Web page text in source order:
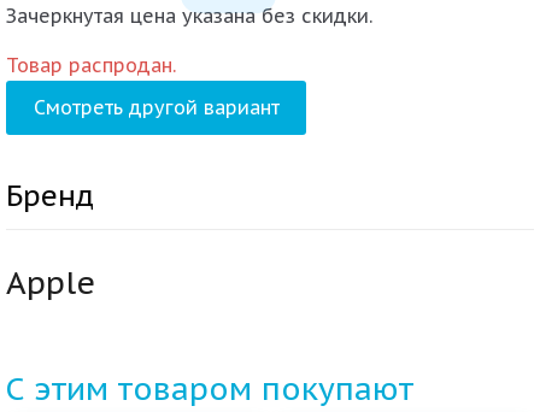
Зачеркнутая цена указана без скидки.
Товар распродан.
Смотреть другой вариант
Бренд
Apple
С этим товаром покупают